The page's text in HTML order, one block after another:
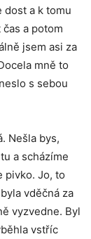
dost a k tomu
a potom
jsem asi za
mně to
s sebou
Nešla bys,
a scházíme
pivko. Jo, to
vděčná za
vyzvedne. Byl
vstříc